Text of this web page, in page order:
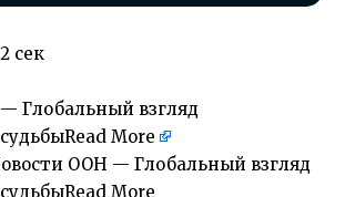
2 сек
Глобальный взгляд
Read More
ООН — Глобальный взгляд
More